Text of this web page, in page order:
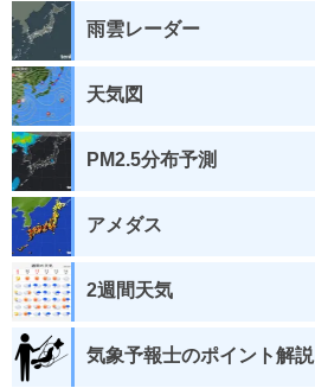
雨雲レーダー
天気図
PM2.5分布予測
アメダス
2週間天気
気象予報士のポイント解説